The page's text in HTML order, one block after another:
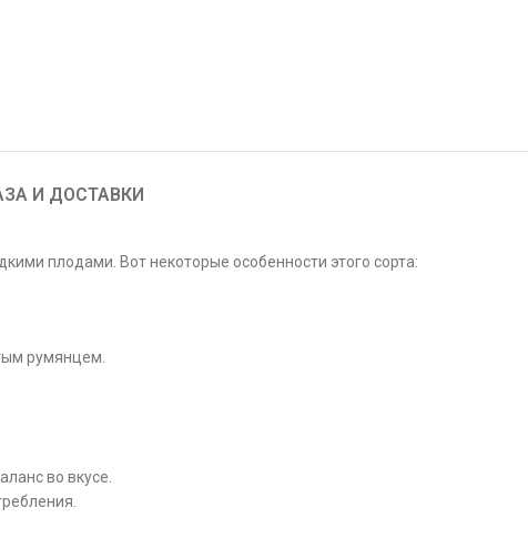
И ДОСТАВКИ
плодами. Вот некоторые особенности этого сорта:
румянцем.
во вкусе.